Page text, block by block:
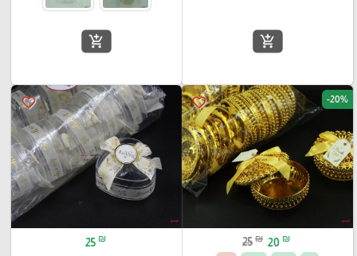
add_shopping_cart
add_shopping_cart
favorite_border -20%
25 ₪ 20 ₪
favorite_border
25 ₪